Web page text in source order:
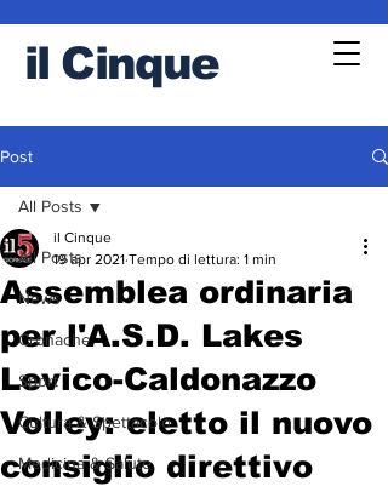
il Cinque
Post
All Posts
News
Cronache
Sport
Cultura & Spettacolo
Medicina & Salute
All Posts
Assemblea ordinaria
per l'A.S.D. Lakes
Levico-Caldonazzo
Volley: eletto il nuovo
consiglio direttivo
il Cinque
19 apr 2021 Tempo di lettura: 1 min